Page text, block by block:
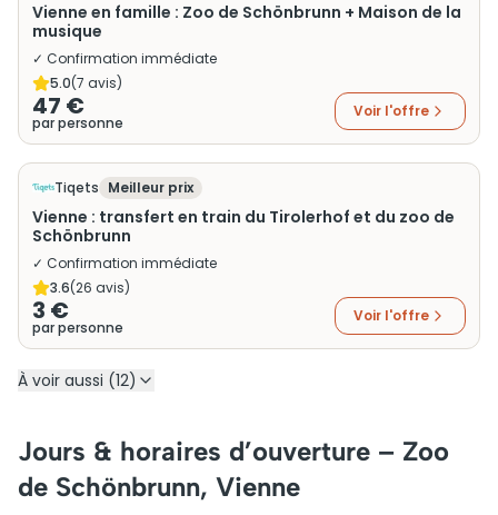
Vienne en famille : Zoo de Schönbrunn + Maison de la
musique
✓ Confirmation immédiate
5.0(7 avis)
47 €
par personne
Voir l'offre
Tiqets Meilleur prix
Vienne : transfert en train du Tirolerhof et du zoo de
Schönbrunn
✓ Confirmation immédiate
3.6(26 avis)
3 €
par personne
Voir l'offre
À voir aussi (12)
Jours & horaires d’ouverture – Zoo
de Schönbrunn, Vienne